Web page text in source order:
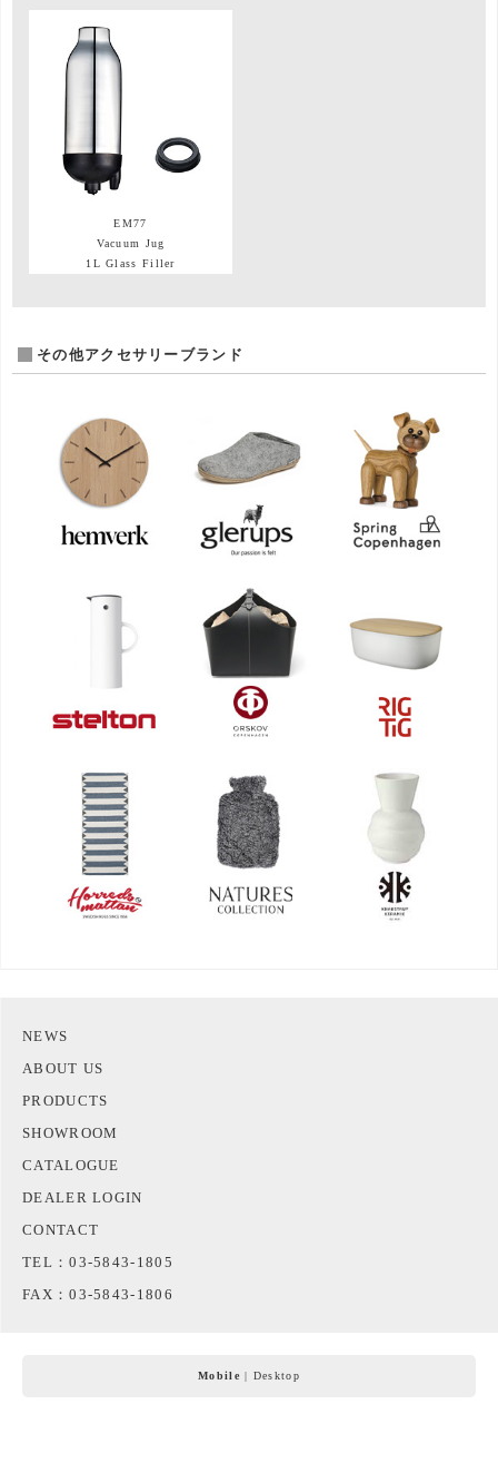
EM77
Vacuum Jug
1L Glass Filler
その他アクセサリーブランド
NEWS
ABOUT US
PRODUCTS
SHOWROOM
CATALOGUE
DEALER LOGIN
CONTACT
TEL：03-5843-1805
FAX：03-5843-1806
Mobile | Desktop